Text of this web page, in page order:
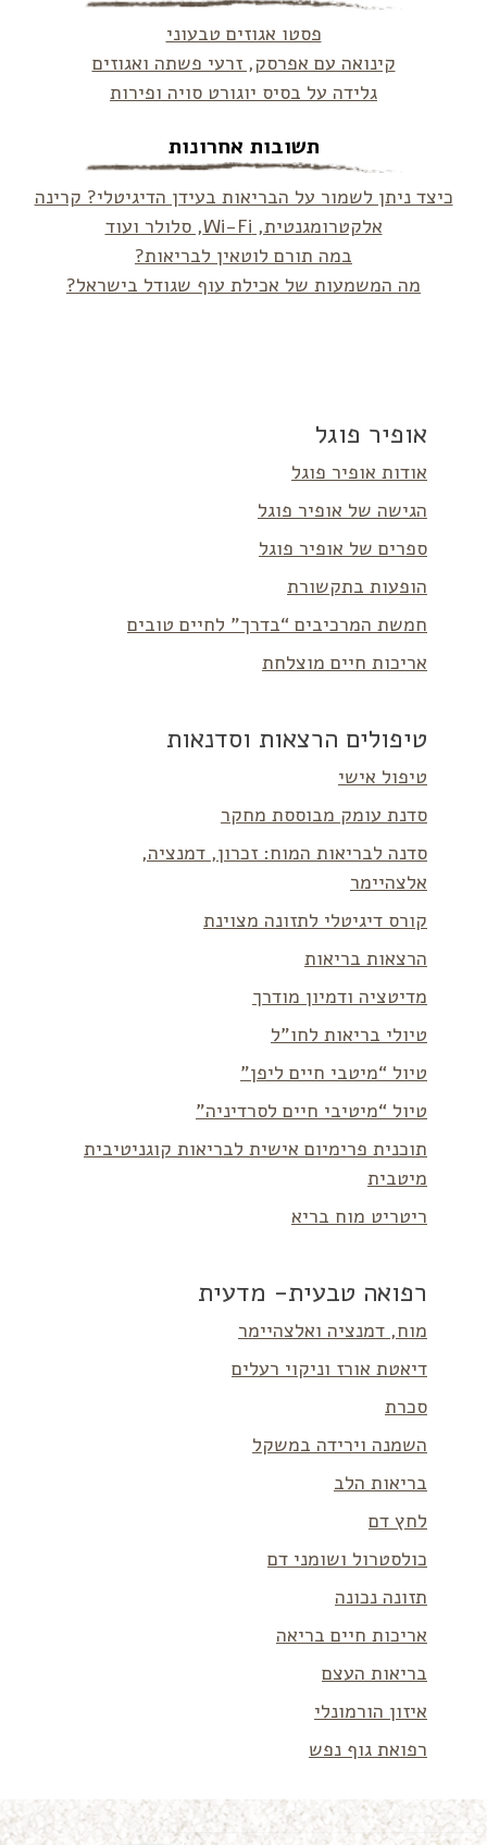
פסטו אגוזים טבעוני
קינואה עם אפרסק, זרעי פשתה ואגוזים
גלידה על בסיס יוגורט סויה ופירות
תשובות אחרונות
כיצד ניתן לשמור על הבריאות בעידן הדיגיטלי? קרינה
אלקטרומגנטית, Wi-Fi, סלולר ועוד
במה תורם לוטאין לבריאות?
מה המשמעות של אכילת עוף שגודל בישראל?
אופיר פוגל
אודות אופיר פוגל
הגישה של אופיר פוגל
ספרים של אופיר פוגל
הופעות בתקשורת
חמשת המרכיבים “בדרך” לחיים טובים
אריכות חיים מוצלחת
טיפולים הרצאות וסדנאות
טיפול אישי
סדנת עומק מבוססת מחקר
סדנה לבריאות המוח: זכרון, דמנציה,
אלצהיימר
קורס דיגיטלי לתזונה מצוינת
הרצאות בריאות
מדיטציה ודמיון מודרך
טיולי בריאות לחו”ל
טיול “מיטבי חיים ליפן”
טיול “מיטיבי חיים לסרדיניה”
תוכנית פרימיום אישית לבריאות קוגניטיבית
מיטבית
ריטריט מוח בריא
רפואה טבעית- מדעית
מוח, דמנציה ואלצהיימר
דיאטת אורז וניקוי רעלים
סכרת
השמנה וירידה במשקל
בריאות הלב
לחץ דם
כולסטרול ושומני דם
תזונה נכונה
אריכות חיים בריאה
בריאות העצם
איזון הורמונלי
רפואת גוף נפש